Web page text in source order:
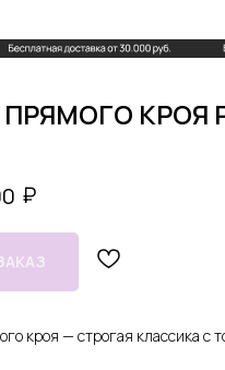
КРОЯ
₽
кроя — строгая классика с